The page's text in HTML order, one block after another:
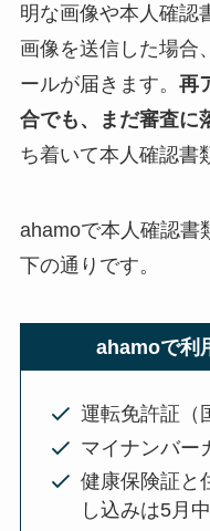
明な画像や本人確認
画像を送信した場合
ールが届きます。 再
合でも、まだ審査に
ち着いて本人確認書
ahamoで本人確認書
下の通りです。
ahamoで利
運転免許証（
マイナンバー
健康保険証と
し込みは5月